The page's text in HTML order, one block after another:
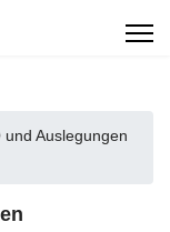
und Auslegungen